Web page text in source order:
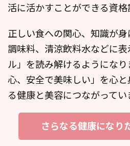
活に活かすことができる資格
正しい食への関心、知識が
調味料、清涼飲料水などに
ル」を読み解けるようにな
心、安全で美味しい」を心
る健康と美容につながってい
さらなる健康になり